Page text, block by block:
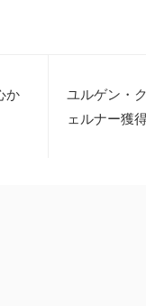
か
ユルゲン・
ェルナー獲